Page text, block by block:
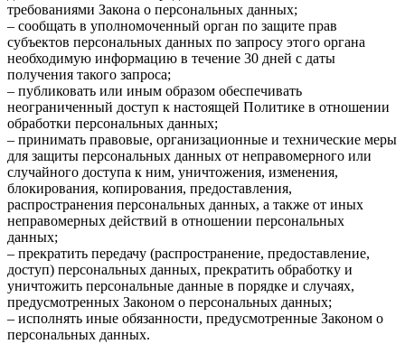
требованиями Закона о персональных данных;
– сообщать в уполномоченный орган по защите прав
субъектов персональных данных по запросу этого органа
необходимую информацию в течение 30 дней с даты
получения такого запроса;
– публиковать или иным образом обеспечивать
неограниченный доступ к настоящей Политике в отношении
обработки персональных данных;
– принимать правовые, организационные и технические меры
для защиты персональных данных от неправомерного или
случайного доступа к ним, уничтожения, изменения,
блокирования, копирования, предоставления,
распространения персональных данных, а также от иных
неправомерных действий в отношении персональных
данных;
– прекратить передачу (распространение, предоставление,
доступ) персональных данных, прекратить обработку и
уничтожить персональные данные в порядке и случаях,
предусмотренных Законом о персональных данных;
– исполнять иные обязанности, предусмотренные Законом о
персональных данных.